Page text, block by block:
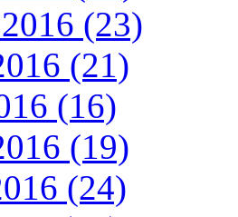
(23)
(21)
(16)
(19)
(24)